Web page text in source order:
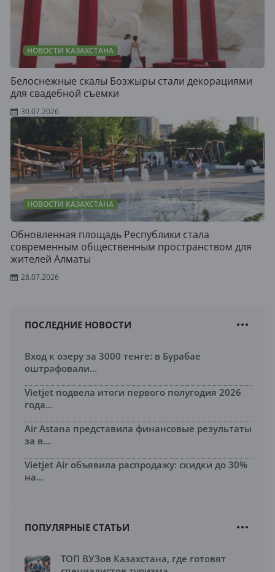
НОВОСТИ КАЗАХСТАНА
Белоснежные скалы Бозжыры стали декорациями
для свадебной съемки
30.07.2026
НОВОСТИ КАЗАХСТАНА
Обновленная площадь Республики стала
современным общественным пространством для
жителей Алматы
28.07.2026
ПОСЛЕДНИЕ НОВОСТИ
Вход к озеру за 3000 тенге: в Бурабае
оштрафовали...
Vietjet подвела итоги первого полугодия 2026
года...
Air Astana представила финансовые результаты
за в...
Vietjet Air объявила распродажу: скидки до 30%
на...
ПОПУЛЯРНЫЕ СТАТЬИ
ТОП ВУЗов Казахстана, где готовят